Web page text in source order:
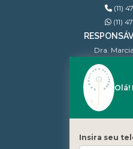
(11)
(11)
Dra.
Ginecologista
Olá!
Insira seu